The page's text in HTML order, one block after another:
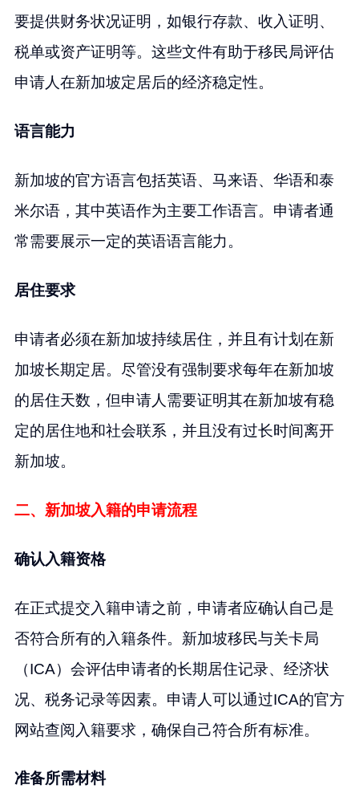
要提供财务状况证明，如银行存款、收入证明、
税单或资产证明等。这些文件有助于移民局评估
申请人在新加坡定居后的经济稳定性。
语言能力
新加坡的官方语言包括英语、马来语、华语和泰
米尔语，其中英语作为主要工作语言。申请者通
常需要展示一定的英语语言能力。
居住要求
申请者必须在新加坡持续居住，并且有计划在新
加坡长期定居。尽管没有强制要求每年在新加坡
的居住天数，但申请人需要证明其在新加坡有稳
定的居住地和社会联系，并且没有过长时间离开
新加坡。
二、新加坡入籍的申请流程
确认入籍资格
在正式提交入籍申请之前，申请者应确认自己是
否符合所有的入籍条件。新加坡移民与关卡局
（ICA）会评估申请者的长期居住记录、经济状
况、税务记录等因素。申请人可以通过ICA的官方
网站查阅入籍要求，确保自己符合所有标准。
准备所需材料